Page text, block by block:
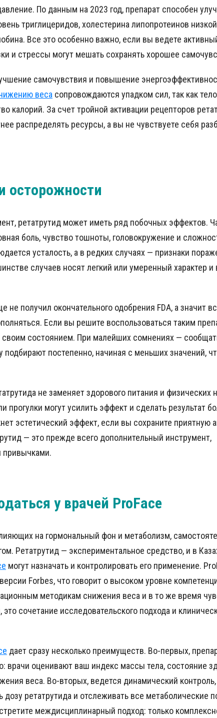
По данным на 2023 год, препарат способен
триглицеридов, холестерина липопротеинов низкой
Все это особенно важно, если вы ведете
и стрессы могут мешать сохранять хорошее
самочувствия и повышение
веса сопровождаются упадком сил, так как тело
калорий. За счет тройной активации рецепторов
распределять ресурсы, а вы не чувствуете себя
осторожности
ретатрутид может иметь ряд побочных эффектов.
боль, чувство тошноты, головокружение и
усталость, а в редких случаях — признаки
случаев носят легкий или умеренный характер и
не получил окончательного одобрения FDA, а значит
Если вы решите воспользоваться таким
своим состоянием. При малейших сомнениях —
подбирают постепенно, начиная с меньших значений,
не заменяет здорового питания и физических
могут усилить эффект и сделать результат
эстетический эффект, если вы сохраните приятную
— это прежде всего дополнительный инструмент,
привычками.
у врачей ProFace
на гормональный фон и метаболизм,
Ретатрутид — экспериментальное средство, и в
могут назначать и контролировать его применение.
Forbes, что говорит о высоком уровне
методикам снижения веса и в то же время
сочетание исследовательского подхода и
дает сразу несколько преимуществ. Во-первых,
врачи оценивают ваш индекс массы тела, состояние
веса. Во-вторых, ведется динамический
ретатрутида и отслеживать все метаболические
междисциплинарный подход: только